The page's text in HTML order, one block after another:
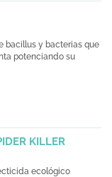
bacillus y bacterias que
potenciando su
KILLER
ecológico